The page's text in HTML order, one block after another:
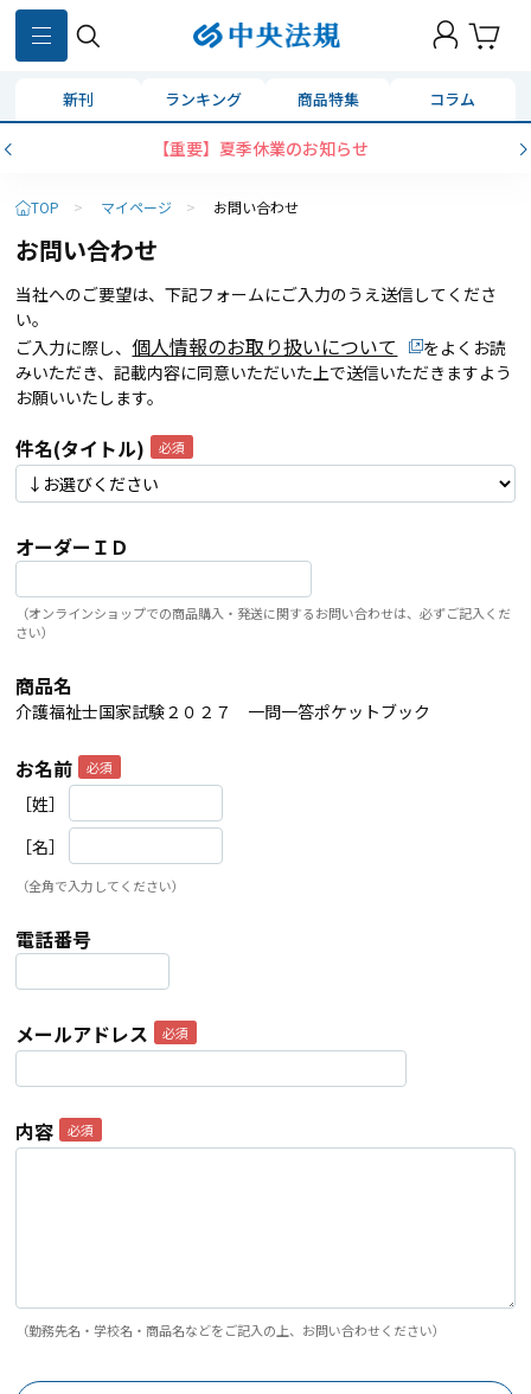
新刊 ランキング 商品特集 コラム
【重要】夏季休業のお知らせ
TOP > マイページ > お問い合わせ
お問い合わせ
当社へのご要望は、下記フォームにご入力のうえ送信してくださ
い。
ご入力に際し、 個人情報のお取り扱いについて
をよくお読
みいただき、記載内容に同意いただいた上で送信いただきますよう
お願いいたします。
件名(タイトル)
オーダーＩＤ
（オンラインショップでの商品購入・発送に関するお問い合わせは、必ずご記入くだ
さい）
商品名
介護福祉士国家試験２０２７ 一問一答ポケットブック
お名前
［姓］
［名］
（全角で入力してください）
電話番号
メールアドレス
内容
（勤務先名・学校名・商品名などをご記入の上、お問い合わせください）